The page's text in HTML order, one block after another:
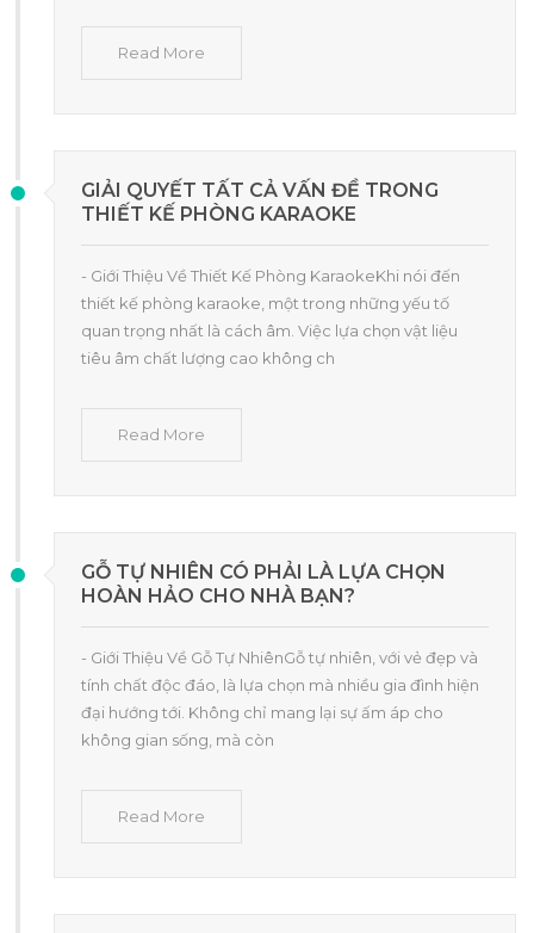
Read More
GIẢI QUYẾT TẤT CẢ VẤN ĐỀ TRONG
THIẾT KẾ PHÒNG KARAOKE
- Giới Thiệu Về Thiết Kế Phòng KaraokeKhi nói đến
thiết kế phòng karaoke, một trong những yếu tố
quan trọng nhất là cách âm. Việc lựa chọn vật liệu
tiêu âm chất lượng cao không ch
Read More
GỖ TỰ NHIÊN CÓ PHẢI LÀ LỰA CHỌN
HOÀN HẢO CHO NHÀ BẠN?
- Giới Thiệu Về Gỗ Tự NhiênGỗ tự nhiên, với vẻ đẹp và
tính chất độc đáo, là lựa chọn mà nhiều gia đình hiện
đại hướng tới. Không chỉ mang lại sự ấm áp cho
không gian sống, mà còn
Read More